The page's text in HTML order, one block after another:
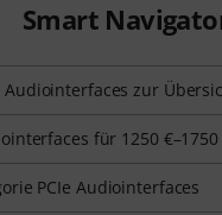
Smart
Audiointerfaces zur
für 1250
PCIe Audiointerfaces